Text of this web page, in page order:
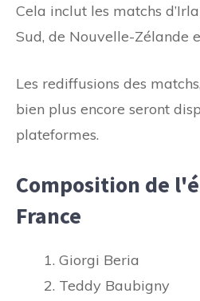
Cela inclut les matchs
Sud, de Nouvelle-Zélande
Les rediffusions des
bien plus encore seront
plateformes.
Composition de
France
Giorgi Beria
Teddy Baubigny